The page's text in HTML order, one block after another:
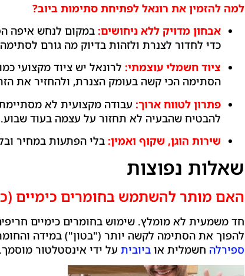
למה להזמין את רונאל לפתיחת סתימות ביוב?
אבחון מדויק ללא ניחושים: במקום לנחש איפה
כדי לחדור לצנרת ולזהות בדיוק מה גורם
ציוד חשמלי עוצמתי: לרונאל יש ציוד מקצועי
הסתימה הכי קשה בעומק הצנרת, ולהחזיר את
פתרון לטווח ארוך: עבודה מקצועית לא מסתיימת
להבטיח שהבעיה לא תחזור על עצמה בעוד שבוע.
שירות הוגן, שקוף ואמין: בלי הפתעות במחיר
שאלות נפוצות
האם מותר להשתמש בחומרים כימיים
חד משמעית לא מומלץ. שימוש בחומרים כימיים
להפוך את הסתימה לקשה יותר ("בטון") במידה
ספירלה חשמלית אוביובית על ידי אינסטלטור מוסמך.